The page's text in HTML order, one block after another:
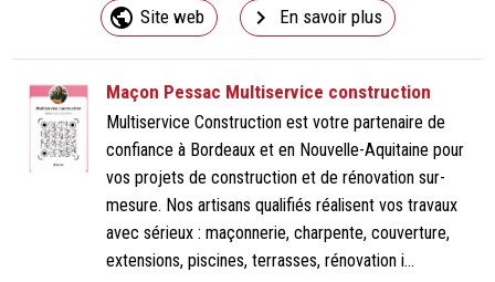
public Site web navigate_next En savoir plus
Maçon Pessac Multiservice construction
Multiservice Construction est votre partenaire de
confiance à Bordeaux et en Nouvelle-Aquitaine pour
vos projets de construction et de rénovation sur-
mesure. Nos artisans qualifiés réalisent vos travaux
avec sérieux : maçonnerie, charpente, couverture,
extensions, piscines, terrasses, rénovation i...